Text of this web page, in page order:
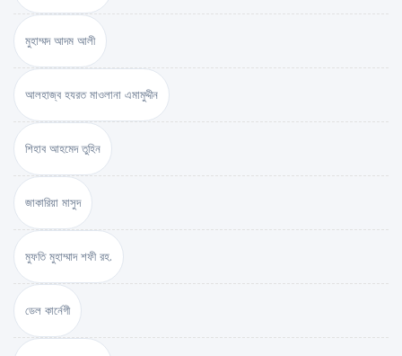
মুহাম্মদ আদম আলী
আলহাজ্ব হযরত মাওলানা এমামুদ্দীন
শিহাব আহমেদ তুহিন
জাকারিয়া মাসুদ
মুফতি মুহাম্মাদ শফী রহ.
ডেল কার্নেগী